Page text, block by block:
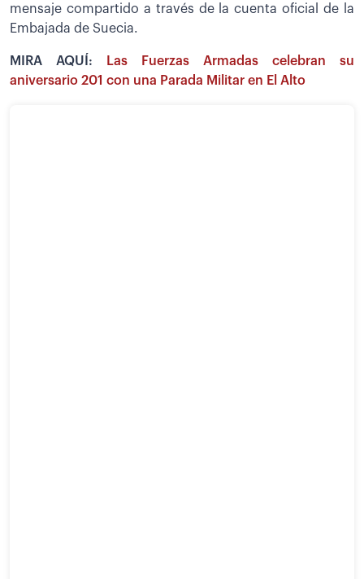
mensaje compartido a través de la cuenta oficial de la
Embajada de Suecia.
MIRA AQUÍ:
Las Fuerzas Armadas celebran su
aniversario 201 con una Parada Militar en El Alto